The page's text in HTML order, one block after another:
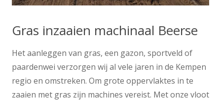
Gras inzaaien machinaal Beerse
Het aanleggen van gras, een gazon, sportveld of
paardenwei verzorgen wij al vele jaren in de Kempen
regio en omstreken. Om grote oppervlaktes in te
zaaien met gras zijn machines vereist. Met onze vloot